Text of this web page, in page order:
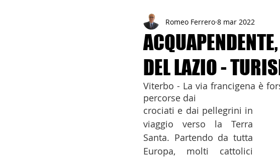
02 - TURISMO DELLE RADICI 03 -
04 - ITALIANI ALL'ESTERO Europa
06 - ITALIANI ALL'ESTERO Asia
08 - ITALIANI IN OCEANIA 09 -
DEL LAZIO -
Romeo Ferrero 8 mar 2022
Viterbo - La via francigena è
percorse dai
crociati e dai pellegrini in
viaggio verso la Terra
Santa. Partendo da tutta
Europa, molti cattolici